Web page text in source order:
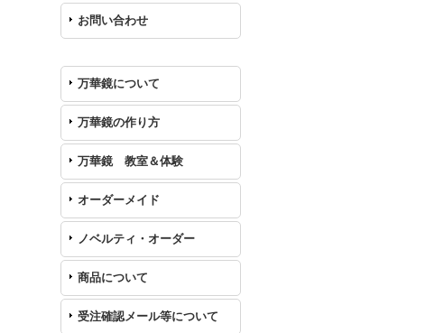
お問い合わせ
万華鏡について
万華鏡の作り方
万華鏡 教室＆体験
オーダーメイド
ノベルティ・オーダー
商品について
受注確認メール等について